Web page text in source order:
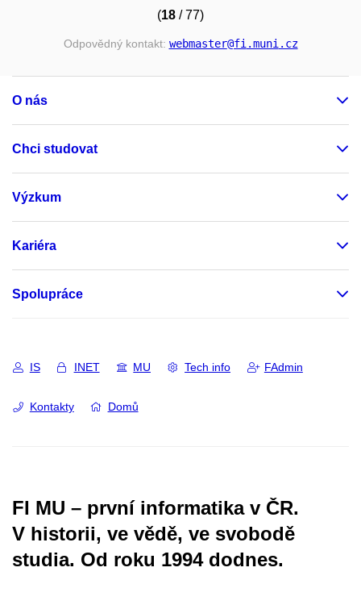
(18 / 77)
Odpovědný kontakt: webmaster@fi.muni.cz
O nás
Chci studovat
Výzkum
Kariéra
Spolupráce
IS INET MU Tech info FAdmin
Kontakty Domů
FI MU – první informatika v ČR.
V historii, ve vědě, ve svobodě
studia. Od roku 1994 dodnes.